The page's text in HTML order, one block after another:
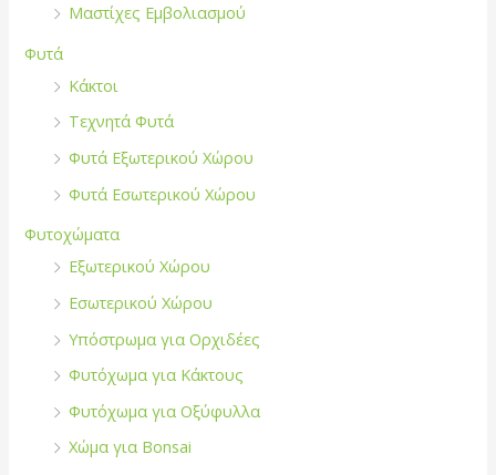
Μαστίχες Εμβολιασμού
Φυτά
Κάκτοι
Τεχνητά Φυτά
Φυτά Εξωτερικού Χώρου
Φυτά Εσωτερικού Χώρου
Φυτοχώματα
Εξωτερικού Χώρου
Εσωτερικού Χώρου
Υπόστρωμα για Ορχιδέες
Φυτόχωμα για Κάκτους
Φυτόχωμα για Οξύφυλλα
Χώμα για Bonsai